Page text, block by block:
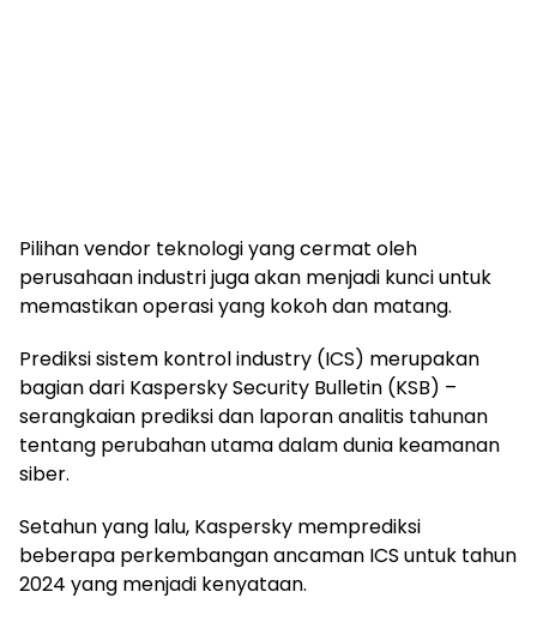
Pilihan vendor teknologi yang cermat oleh
perusahaan industri juga akan menjadi kunci untuk
memastikan operasi yang kokoh dan matang.
Prediksi sistem kontrol industry (ICS) merupakan
bagian dari Kaspersky Security Bulletin (KSB) –
serangkaian prediksi dan laporan analitis tahunan
tentang perubahan utama dalam dunia keamanan
siber.
Setahun yang lalu, Kaspersky memprediksi
beberapa perkembangan ancaman ICS untuk tahun
2024 yang menjadi kenyataan.